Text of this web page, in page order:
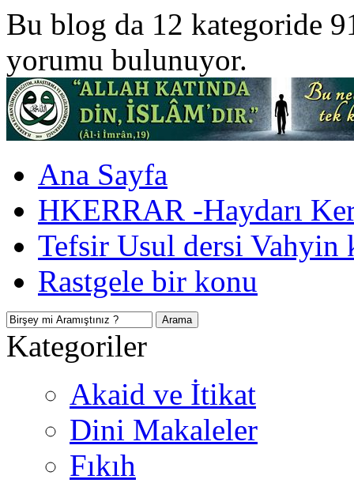
Bu blog da 12 kategoride
yorumu bulunuyor.
Ana Sayfa
HKERRAR -Haydarı
Tefsir Usul dersi Vahyin
Rastgele bir konu
Kategoriler
Akaid ve İtikat
Dini Makaleler
Fıkıh